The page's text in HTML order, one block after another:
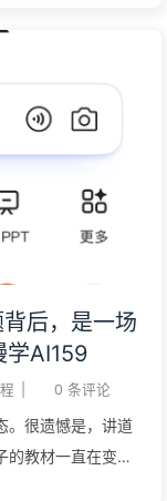
需要五六个App才
在“识别”或“搜索”
需要再手动拼接
：拍一下就好。
一张课
后，是一场
AI159
0 条评论
。很遗憾是，讲道
的教材一直在变，